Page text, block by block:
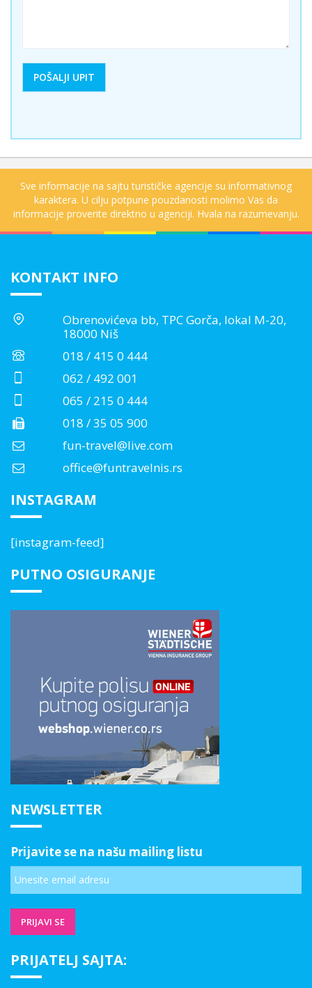
Sve informacije na sajtu turističke agencije su informativnog
karaktera. U cilju potpune pouzdanosti molimo Vas da
informacije proverite direktno u agenciji. Hvala na razumevanju.
KONTAKT INFO
Obrenovićeva bb, TPC Gorča, lokal M-20,
18000 Niš
018 / 415 0 444
062 / 492 001
065 / 215 0 444
018 / 35 05 900
fun-travel@live.com
office@funtravelnis.rs
INSTAGRAM
[instagram-feed]
PUTNO OSIGURANJE
NEWSLETTER
Prijavite se na našu mailing listu
PRIJATELJ SAJTA: